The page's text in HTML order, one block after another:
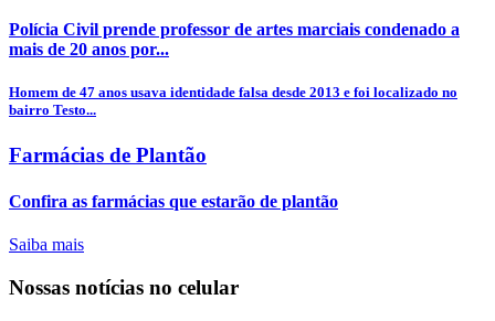
Polícia Civil prende professor de artes marciais condenado a
mais de 20 anos por...
Homem de 47 anos usava identidade falsa desde 2013 e foi localizado no
bairro Testo...
Farmácias de Plantão
Confira as farmácias que estarão de plantão
Saiba mais
Nossas notícias no celular